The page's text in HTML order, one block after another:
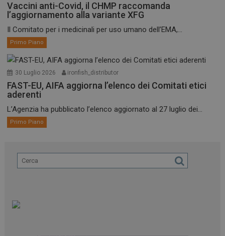
Vaccini anti-Covid, il CHMP raccomanda
l’aggiornamento alla variante XFG
Il Comitato per i medicinali per uso umano dell’EMA,...
Primo Piano
30 Luglio 2026 ironfish_distributor
FAST-EU, AIFA aggiorna l’elenco dei Comitati etici
aderenti
L’Agenzia ha pubblicato l’elenco aggiornato al 27 luglio dei...
Primo Piano